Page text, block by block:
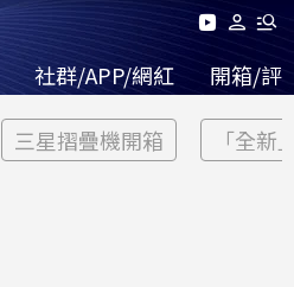
社群/APP/網紅 開箱/評
三星摺疊機開箱 「全新